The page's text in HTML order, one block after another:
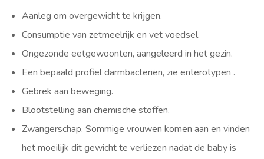
Aanleg om overgewicht te krijgen.
Consumptie van zetmeelrijk en vet voedsel.
Ongezonde eetgewoonten, aangeleerd in het gezin.
Een bepaald profiel darmbacteriën, zie enterotypen .
Gebrek aan beweging.
Blootstelling aan chemische stoffen.
Zwangerschap. Sommige vrouwen komen aan en vinden
het moeilijk dit gewicht te verliezen nadat de baby is